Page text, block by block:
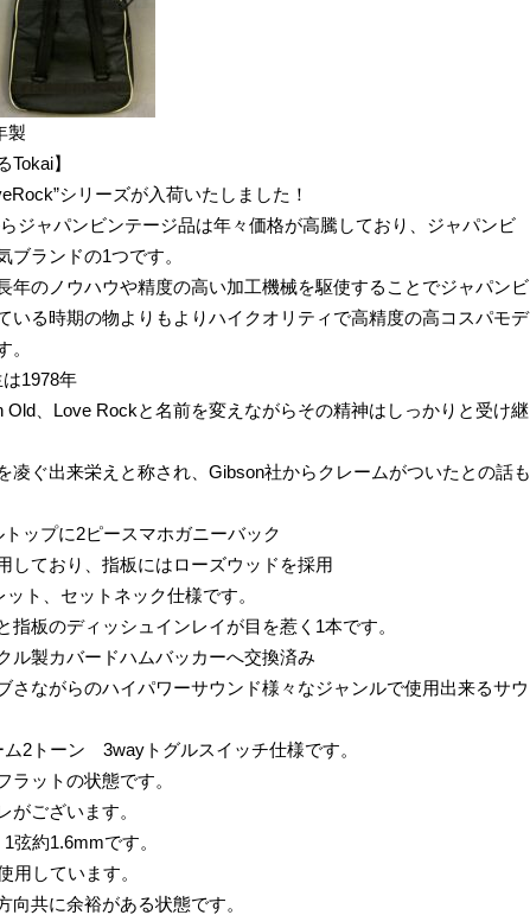
製
Tokai】
シリーズが入荷いたしました！
ジャパンビンテージ品は年々価格が高騰しており、ジャパンビ
ブランドの1つです。
年のノウハウや精度の高い加工機械を駆使することでジャパンビ
いる時期の物よりもよりハイクオリティで高精度の高コスパモデ
。
1978年
Old、Love Rockと名前を変えながらその精神はしっかりと受け継
凌ぐ出来栄えと称され、Gibson社からクレームがついたとの話も
ップに2ピースマホガニーバック
しており、指板にはローズウッドを採用
ト、セットネック仕様です。
指板のディッシュインレイが目を惹く1本です。
ル製カバードハムバッカーへ交換済み
さながらのハイパワーサウンド様々なジャンルで使用出来るサウ
2トーン 3wayトグルスイッチ仕様です。
ラットの状態です。
がございます。
弦約1.6mmです。
用しています。
向共に余裕がある状態です。